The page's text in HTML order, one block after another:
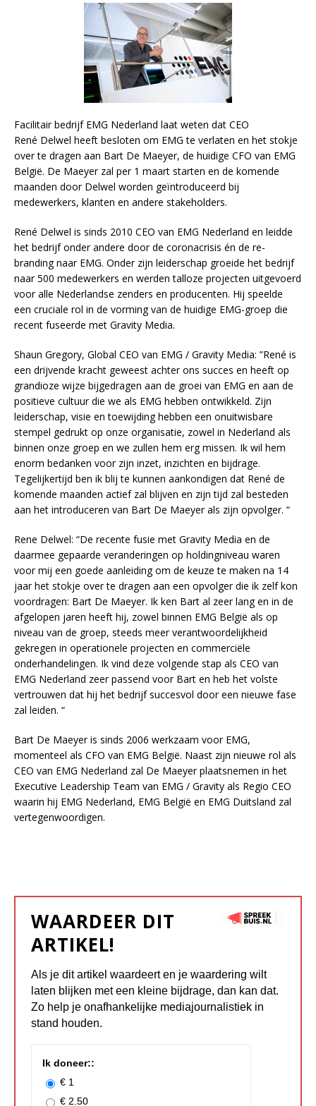
Facilitair bedrijf EMG Nederland laat weten dat CEO
René Delwel heeft besloten om EMG te verlaten en het stokje
over te dragen aan Bart De Maeyer, de huidige CFO van EMG
België. De Maeyer zal per 1 maart starten en de komende
maanden door Delwel worden geïntroduceerd bij
medewerkers, klanten en andere stakeholders.
René Delwel is sinds 2010 CEO van EMG Nederland en leidde
het bedrijf onder andere door de coronacrisis én de re-
branding naar EMG. Onder zijn leiderschap groeide het bedrijf
naar 500 medewerkers en werden talloze projecten uitgevoerd
voor alle Nederlandse zenders en producenten. Hij speelde
een cruciale rol in de vorming van de huidige EMG-groep die
recent fuseerde met Gravity Media.
Shaun Gregory, Global CEO van EMG / Gravity Media: ”René is
een drijvende kracht geweest achter ons succes en heeft op
grandioze wijze bijgedragen aan de groei van EMG en aan de
positieve cultuur die we als EMG hebben ontwikkeld. Zijn
leiderschap, visie en toewijding hebben een onuitwisbare
stempel gedrukt op onze organisatie, zowel in Nederland als
binnen onze groep en we zullen hem erg missen. Ik wil hem
enorm bedanken voor zijn inzet, inzichten en bijdrage.
Tegelijkertijd ben ik blij te kunnen aankondigen dat René de
komende maanden actief zal blijven en zijn tijd zal besteden
aan het introduceren van Bart De Maeyer als zijn opvolger. “
Rene Delwel: “De recente fusie met Gravity Media en de
daarmee gepaarde veranderingen op holdingniveau waren
voor mij een goede aanleiding om de keuze te maken na 14
jaar het stokje over te dragen aan een opvolger die ik zelf kon
voordragen: Bart De Maeyer. Ik ken Bart al zeer lang en in de
afgelopen jaren heeft hij, zowel binnen EMG België als op
niveau van de groep, steeds meer verantwoordelijkheid
gekregen in operationele projecten en commerciële
onderhandelingen. Ik vind deze volgende stap als CEO van
EMG Nederland zeer passend voor Bart en heb het volste
vertrouwen dat hij het bedrijf succesvol door een nieuwe fase
zal leiden. “
Bart De Maeyer is sinds 2006 werkzaam voor EMG,
momenteel als CFO van EMG België. Naast zijn nieuwe rol als
CEO van EMG Nederland zal De Maeyer plaatsnemen in het
Executive Leadership Team van EMG / Gravity als Regio CEO
waarin hij EMG Nederland, EMG België en EMG Duitsland zal
vertegenwoordigen.
WAARDEER DIT
ARTIKEL!
Als je dit artikel waardeert en je waardering wilt
laten blijken met een kleine bijdrage, dan kan dat.
Zo help je onafhankelijke mediajournalistiek in
stand houden.
Ik doneer::
€ 1
€ 2.50